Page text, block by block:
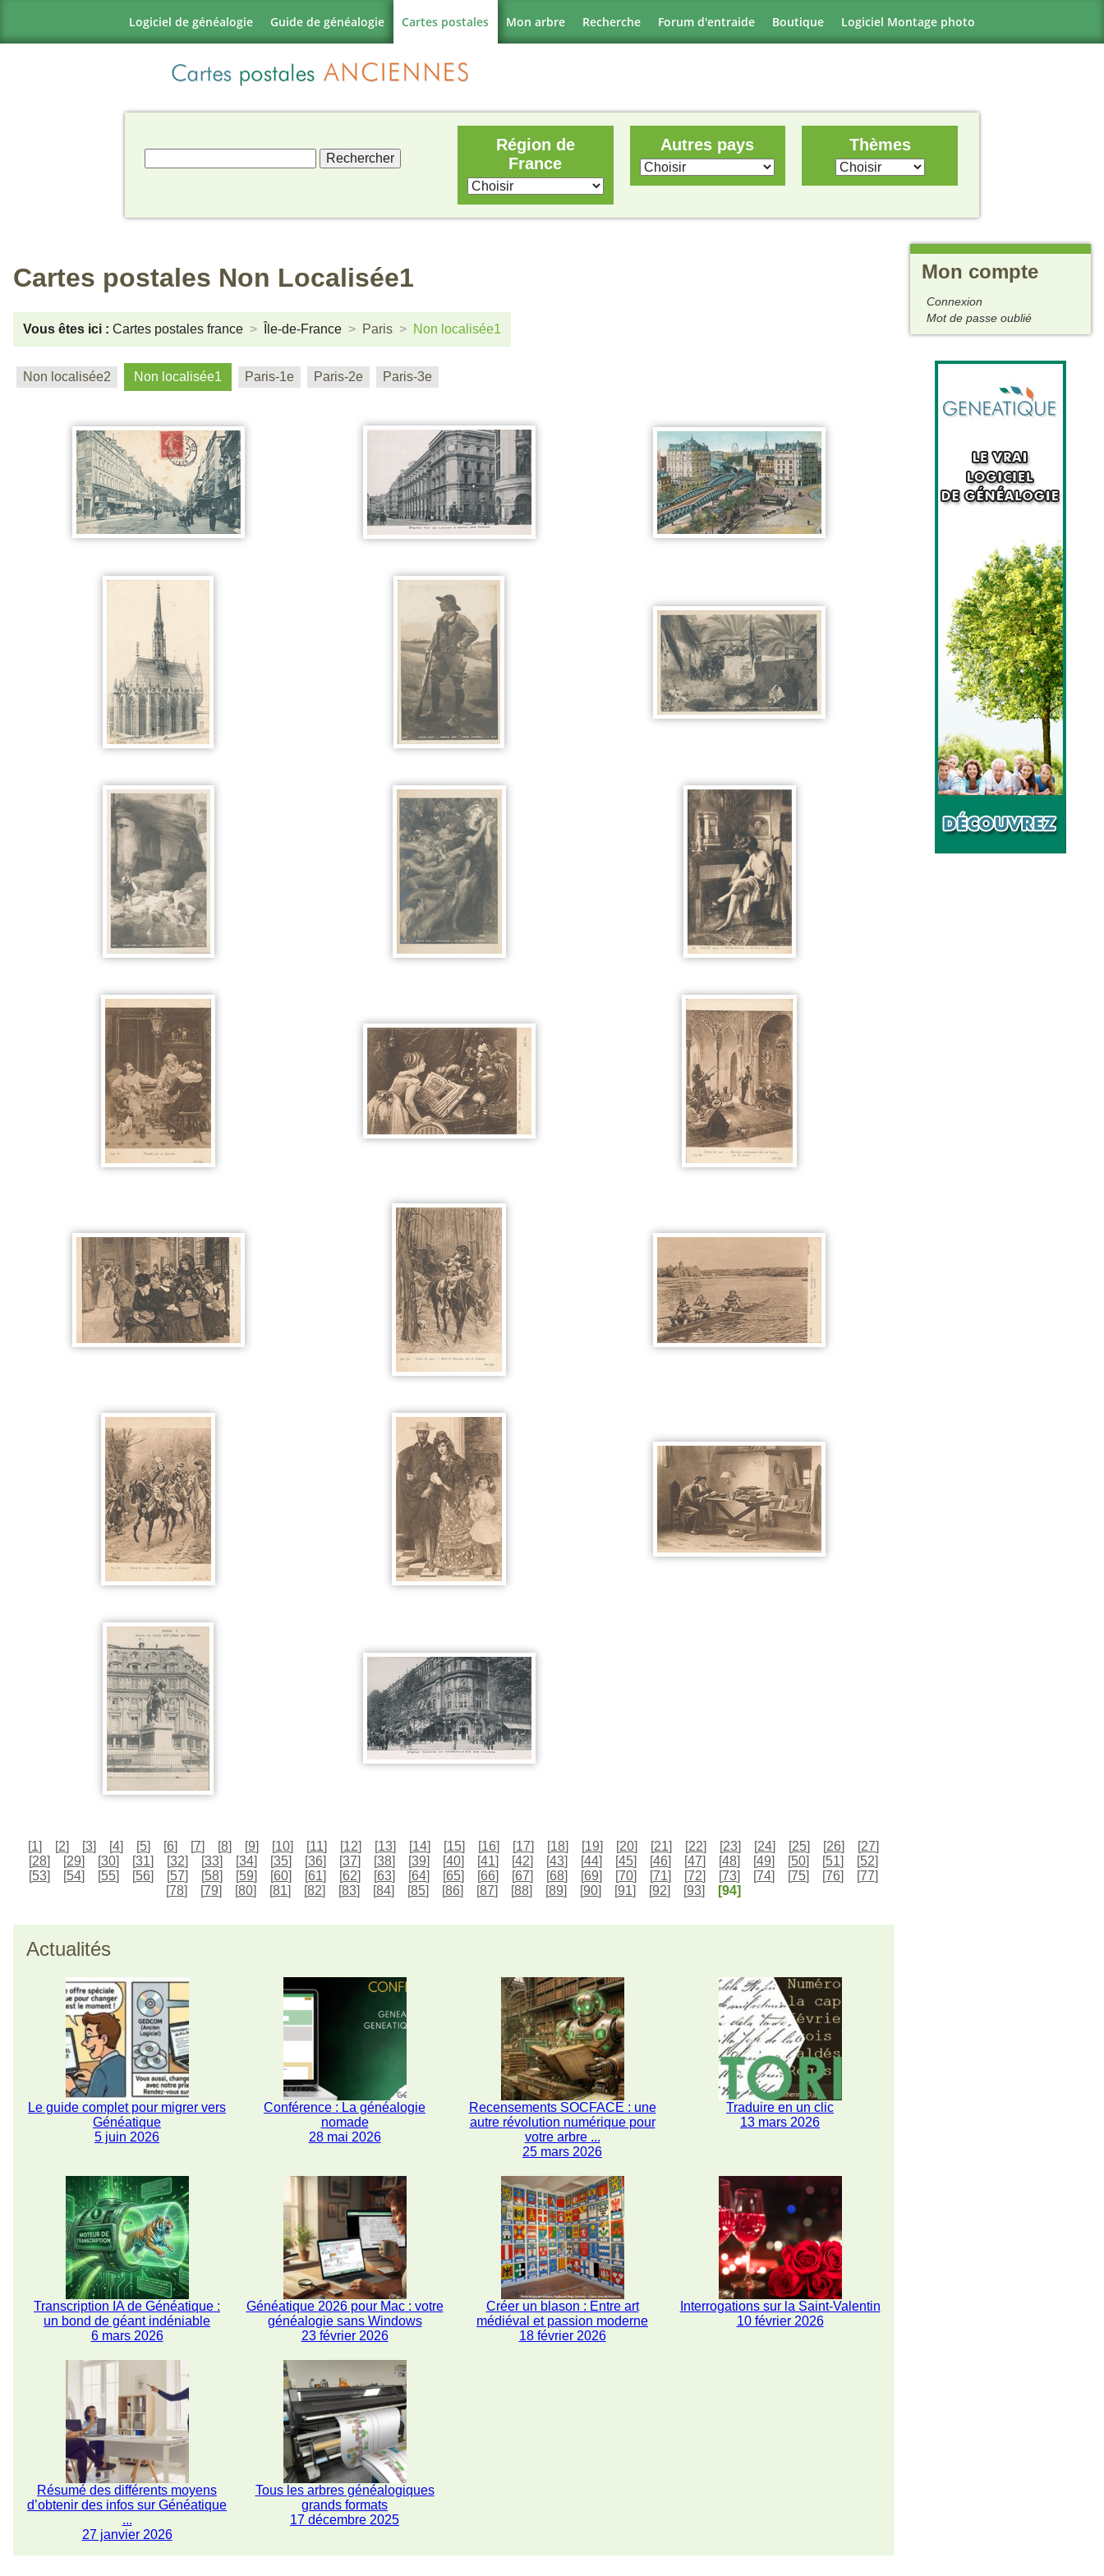
Logiciel de généalogie Guide de généalogie Cartes postales Mon arbre Recherche Forum d'entraide Boutique Logiciel Montage photo
Région de
France
Autres pays Thèmes
Cartes postales Non Localisée1
Vous êtes ici : Cartes postales france Île-de-France Paris Non localisée1
Non localisée2 Non localisée1 Paris-1e Paris-2e Paris-3e
[1] [2] [3] [4] [5] [6] [7] [8] [9] [10] [11] [12] [13] [14] [15] [16] [17] [18] [19] [20] [21] [22] [23] [24] [25] [26] [27]
[28] [29] [30] [31] [32] [33] [34] [35] [36] [37] [38] [39] [40] [41] [42] [43] [44] [45] [46] [47] [48] [49] [50] [51] [52]
[53] [54] [55] [56] [57] [58] [59] [60] [61] [62] [63] [64] [65] [66] [67] [68] [69] [70] [71] [72] [73] [74] [75] [76] [77]
[78] [79] [80] [81] [82] [83] [84] [85] [86] [87] [88] [89] [90] [91] [92] [93] [94]
Actualités
Le guide complet pour migrer vers
Généatique
5 juin 2026
Conférence : La généalogie
nomade
28 mai 2026
Recensements SOCFACE : une
autre révolution numérique pour
votre arbre ...
25 mars 2026
Traduire en un clic
13 mars 2026
Transcription IA de Généatique :
un bond de géant indéniable
6 mars 2026
Généatique 2026 pour Mac : votre
généalogie sans Windows
23 février 2026
Créer un blason : Entre art
médiéval et passion moderne
18 février 2026
Interrogations sur la Saint-Valentin
10 février 2026
Résumé des différents moyens
d’obtenir des infos sur Généatique
...
27 janvier 2026
Tous les arbres généalogiques
grands formats
17 décembre 2025
Mon compte
Connexion
Mot de passe oublié